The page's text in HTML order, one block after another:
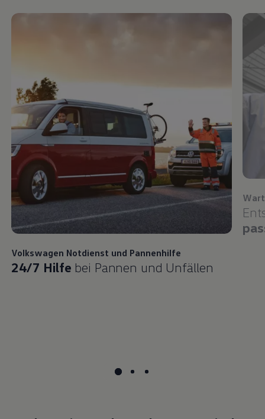
Volkswagen Notdienst und Pannenhilfe
24/7 Hilfe bei Pannen und Unfällen